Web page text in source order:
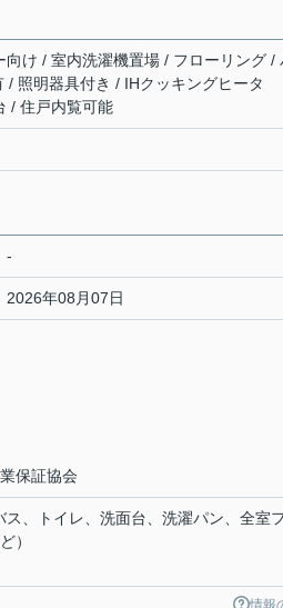
け / 室内洗濯機置場 / フローリング /
照明器具付き / IHクッキングヒータ
/ 住戸内覧可能
-
2026年08月07日
保証協会
、トイレ、洗面台、洗濯パン、全室
）
情報